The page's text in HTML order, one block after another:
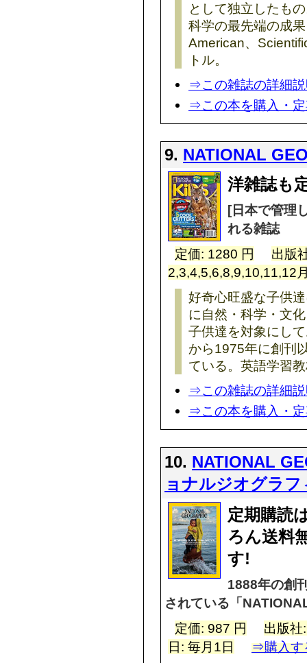
として独立したも
科学の最先端の成
American、
トル。
⇒この雑誌の詳細
⇒この本を購入・
9. NATIONAL
洋雑誌も
[日本で管理
れる雑誌
定価: 1280 円
出版
2,3,4,5,6,8,9,10,11,12
好奇心旺盛な子供
に自然・科学・文
子供達を対象にし
から1975年に創刊
ている。英語学習
⇒この雑誌の詳細
⇒この本を購入・
10. NATIONAL
ョナルジオグラ
定期購読
ろん送料
す!
1888年の創
されている「
定価: 987 円
出版
日: 毎月1日
⇒購入す